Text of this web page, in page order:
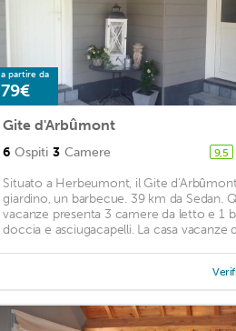
a partire da
79€
Gite d'Arbûmont
6 Ospiti 3 Camere 9,5
Situato a Herbeumont, il Gite
giardino, un barbecue. 39 km da Sedan.
vacanze presenta 3 camere da letto e 1
doccia e asciugacapelli. La casa vacanze